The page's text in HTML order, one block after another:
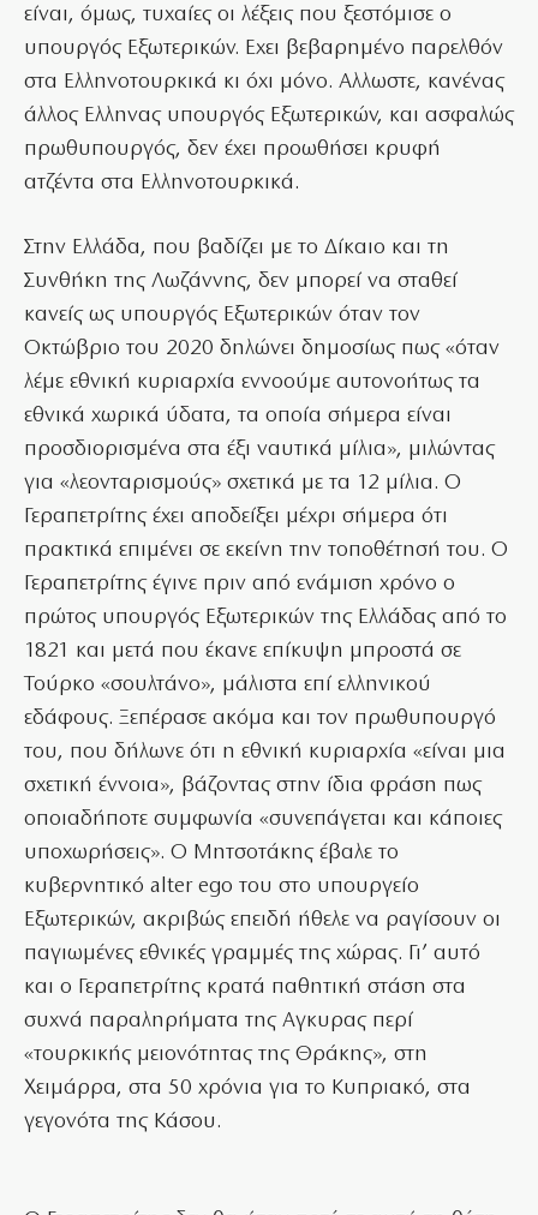
είναι, όμως, τυχαίες οι λέξεις που ξεστόμισε ο
υπουργός Εξωτερικών. Εχει βεβαρημένο παρελθόν
στα Ελληνοτουρκικά κι όχι μόνο. Αλλωστε, κανένας
άλλος Ελληνας υπουργός Εξωτερικών, και ασφαλώς
πρωθυπουργός, δεν έχει προωθήσει κρυφή
ατζέντα στα Ελληνοτουρκικά.
Στην Ελλάδα, που βαδίζει με το Δίκαιο και τη
Συνθήκη της Λωζάννης, δεν μπορεί να σταθεί
κανείς ως υπουργός Εξωτερικών όταν τον
Οκτώβριο του 2020 δηλώνει δημοσίως πως «όταν
λέμε εθνική κυριαρχία εννοούμε αυτονοήτως τα
εθνικά χωρικά ύδατα, τα οποία σήμερα είναι
προσδιορισμένα στα έξι ναυτικά μίλια», μιλώντας
για «λεονταρισμούς» σχετικά με τα 12 μίλια. Ο
Γεραπετρίτης έχει αποδείξει μέχρι σήμερα ότι
πρακτικά επιμένει σε εκείνη την τοποθέτησή του. Ο
Γεραπετρίτης έγινε πριν από ενάμιση χρόνο ο
πρώτος υπουργός Εξωτερικών της Ελλάδας από το
1821 και μετά που έκανε επίκυψη μπροστά σε
Τούρκο «σουλτάνο», μάλιστα επί ελληνικού
εδάφους. Ξεπέρασε ακόμα και τον πρωθυπουργό
του, που δήλωνε ότι η εθνική κυριαρχία «είναι μια
σχετική έννοια», βάζοντας στην ίδια φράση πως
οποιαδήποτε συμφωνία «συνεπάγεται και κάποιες
υποχωρήσεις». Ο Μητσοτάκης έβαλε το
κυβερνητικό alter ego του στο υπουργείο
Εξωτερικών, ακριβώς επειδή ήθελε να ραγίσουν οι
παγιωμένες εθνικές γραμμές της χώρας. Γι’ αυτό
και ο Γεραπετρίτης κρατά παθητική στάση στα
συχνά παραληρήματα της Αγκυρας περί
«τουρκικής μειονότητας της Θράκης», στη
Χειμάρρα, στα 50 χρόνια για το Κυπριακό, στα
γεγονότα της Κάσου.